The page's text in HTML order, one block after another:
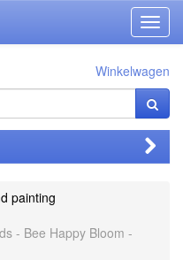
Winkelwagen
painting
- Bee Happy Bloom -